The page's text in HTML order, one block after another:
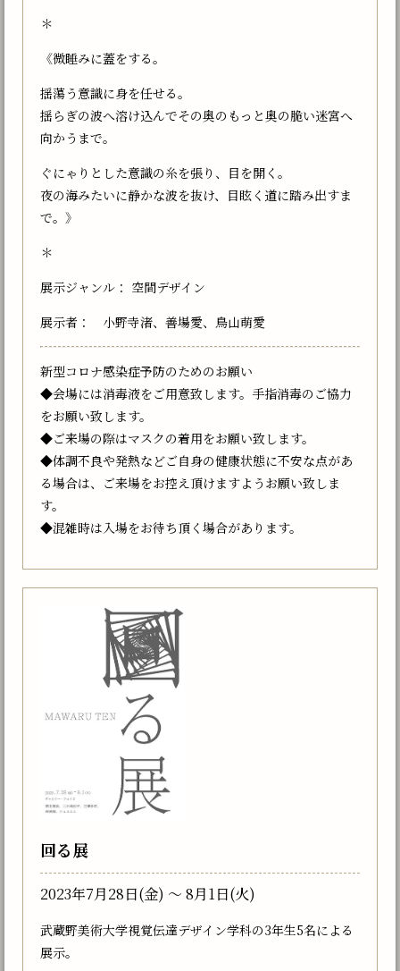
＊
《微睡みに蓋をする。
揺蕩う意識に身を任せる。
揺らぎの波へ溶け込んでその奥のもっと奥の脆い迷宮へ
向かうまで。
ぐにゃりとした意識の糸を張り、目を開く。
夜の海みたいに静かな波を抜け、目眩く道に踏み出すま
で。》
＊
展示ジャンル： 空間デザイン
展示者： 小野寺渚、善場愛、鳥山萌愛
新型コロナ感染症予防のためのお願い
◆会場には消毒液をご用意致します。手指消毒のご協力
をお願い致します。
◆ご来場の際はマスクの着用をお願い致します。
◆体調不良や発熱などご自身の健康状態に不安な点があ
る場合は、ご来場をお控え頂けますようお願い致しま
す。
◆混雑時は入場をお待ち頂く場合があります。
回る展
2023年7月28日(金) 〜 8月1日(火)
武蔵野美術大学視覚伝達デザイン学科の3年生5名による
展示。